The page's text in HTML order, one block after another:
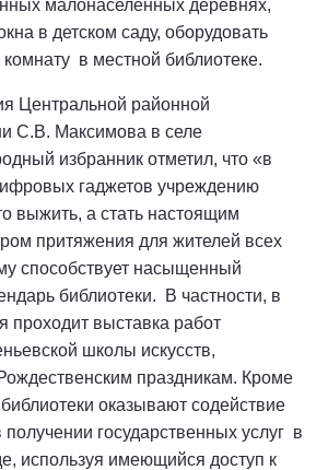
малонаселенных деревнях,
в детском саду, оборудовать
комнату в местной библиотеке.
Центральной районной
С.В. Максимова в селе
избранник отметил, что «в
гаджетов учреждению
выжить, а стать настоящим
притяжения для жителей всех
способствует насыщенный
библиотеки. В частности, в
проходит выставка работ
школы искусств,
праздникам. Кроме
библиотеки оказывают содействие
государственных услуг в
используя имеющийся доступ к